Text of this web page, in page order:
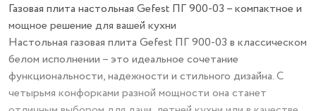
Газовая плита настольная Gefest ПГ 900-03 – компактное и
мощное решение для вашей кухни
Настольная газовая плита Gefest ПГ 900-03 в классическом
белом исполнении – это идеальное сочетание
функциональности, надежности и стильного дизайна. С
четырьмя конфорками разной мощности она станет